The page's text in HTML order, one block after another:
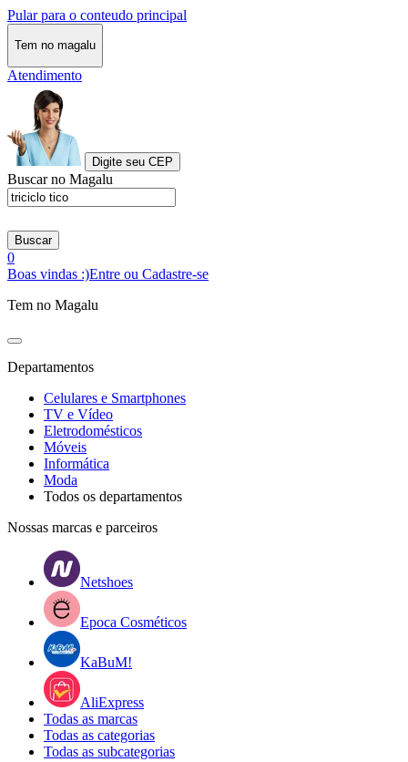
Pular para o conteudo principal
Tem no magalu
Atendimento
Digite seu CEP
Buscar no Magalu
Buscar
0
Boas vindas :)Entre ou Cadastre-se
Tem no Magalu
Departamentos
Celulares e Smartphones
TV e Vídeo
Eletrodomésticos
Móveis
Informática
Moda
Todos os departamentos
Nossas marcas e parceiros
Netshoes
Epoca Cosméticos
KaBuM!
AliExpress
Todas as marcas
Todas as categorias
Todas as subcategorias